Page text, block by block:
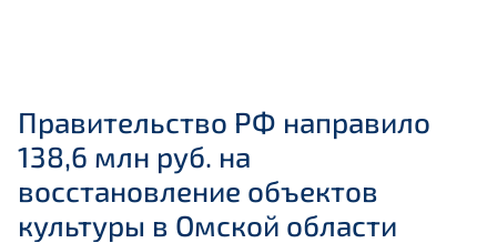
Правительство РФ направило
138,6 млн руб. на
восстановление объектов
культуры в Омской области